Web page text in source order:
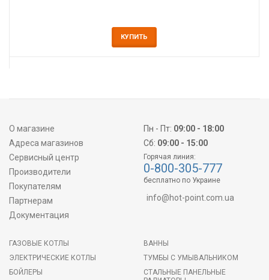
КУПИТЬ
О магазине
Адреса магазинов
Сервисный центр
Производители
Покупателям
Партнерам
Документация
Пн - Пт: 09:00 - 18:00
Сб: 09:00 - 15:00
Горячая линия:
0-800-305-777
бесплатно по Украине
info@hot-point.com.ua
ГАЗОВЫЕ КОТЛЫ
ЭЛЕКТРИЧЕСКИЕ КОТЛЫ
БОЙЛЕРЫ
ВАННЫ
ТУМБЫ С УМЫВАЛЬНИКОМ
СТАЛЬНЫЕ ПАНЕЛЬНЫЕ